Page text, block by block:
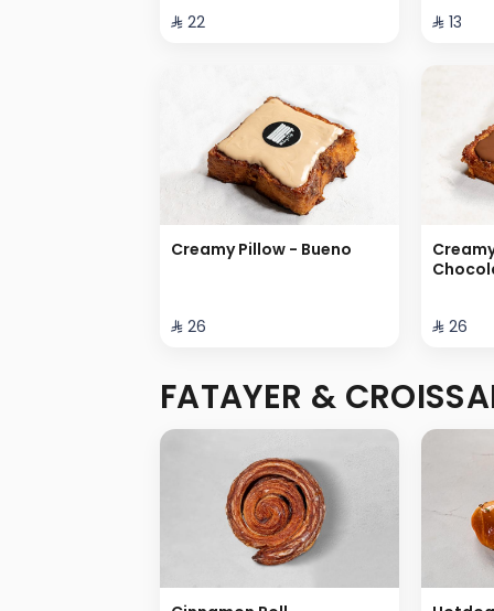
⁨⁦‪‬ 22⁩ ⁨⁦‪‬ 13⁩
Creamy Pillow - Bueno
⁨⁦‪‬ 26⁩ ⁨⁦‪‬ 26⁩
FATAYER &